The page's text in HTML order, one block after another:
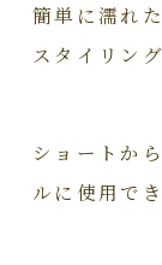
簡単に濡れ
スタイリン
ショートか
ルに使用でき